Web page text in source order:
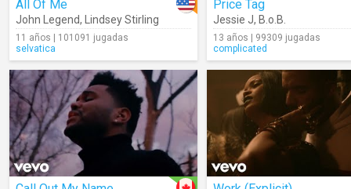
All Of Me
John Legend, Lindsey Stirling
11 años | 101091 jugadas
selvatica
Price Tag
Jessie J, B.o.B.
13 años | 99309 jugadas
complicated